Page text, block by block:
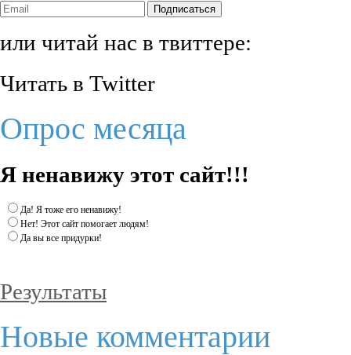
Подписаться
или читай нас в твиттере:
Читать в Twitter
Опрос месяца
Я ненавижу этот сайт!!!
Да! Я тоже его ненавижу!
Нет! Этот сайт помогает людям!
Да вы все придурки!
Результаты
Новые комментарии